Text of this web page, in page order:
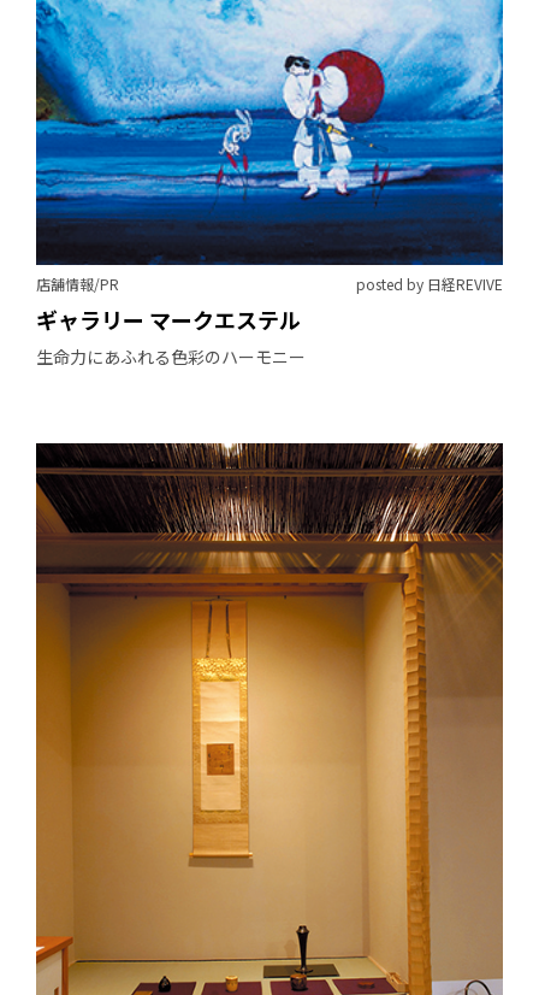
店舗情報/PR posted by 日経REVIVE
ギャラリー マークエステル
生命力にあふれる色彩のハーモニー